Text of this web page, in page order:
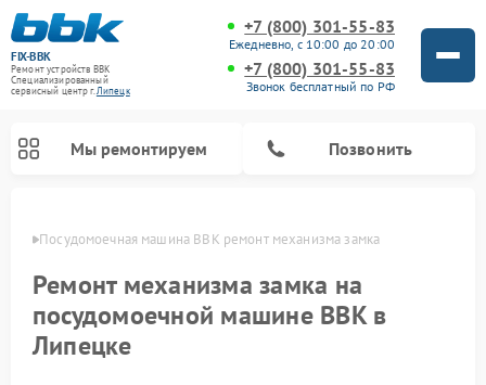
FIX-BBK
Ремонт устройств BBK
Специализированный
cервисный центр г.Липецк
+7 (800) 301-55-83
Ежедневно, с 10:00 до 20:00
+7 (800) 301-55-83
Звонок бесплатный по РФ
Мы ремонтируем Позвонить
Посудомоечная машина BBK ремонт механизма замка
Ремонт механизма замка на
посудомоечной машине BBK в
Липецке